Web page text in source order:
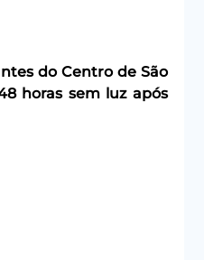
do Centro de São
horas sem luz após